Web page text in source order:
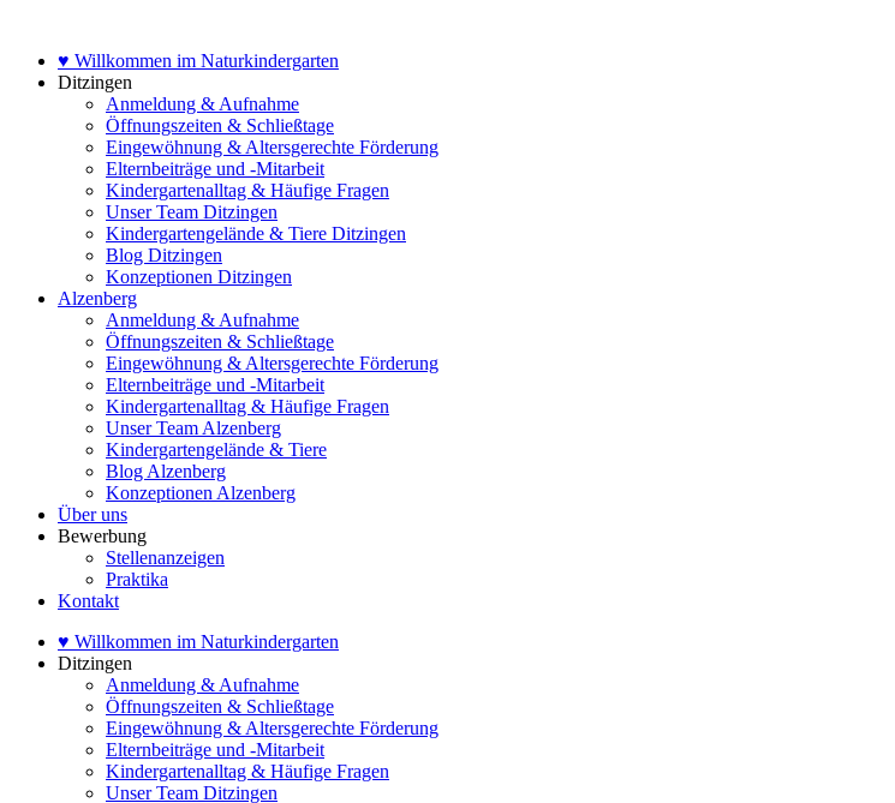
springen♥ Willkommen im Naturkindergarten
Ditzingen
Anmeldung & Aufnahme
Öffnungszeiten & Schließtage
Eingewöhnung & Altersgerechte Förderung
Elternbeiträge und -Mitarbeit
Kindergartenalltag & Häufige Fragen
Unser Team Ditzingen
Kindergartengelände & Tiere Ditzingen
Blog Ditzingen
Konzeptionen Ditzingen
Alzenberg
Anmeldung & Aufnahme
Öffnungszeiten & Schließtage
Eingewöhnung & Altersgerechte Förderung
Elternbeiträge und -Mitarbeit
Kindergartenalltag & Häufige Fragen
Unser Team Alzenberg
Kindergartengelände & Tiere
Blog Alzenberg
Konzeptionen Alzenberg
Über uns
Bewerbung
Stellenanzeigen
Praktika
Kontakt
♥ Willkommen im Naturkindergarten
Ditzingen
Anmeldung & Aufnahme
Öffnungszeiten & Schließtage
Eingewöhnung & Altersgerechte Förderung
Elternbeiträge und -Mitarbeit
Kindergartenalltag & Häufige Fragen
Unser Team Ditzingen